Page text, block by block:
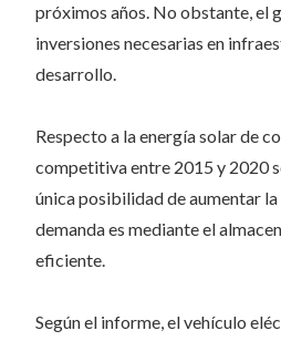
próximos años. No obstante, el
inversiones necesarias en
desarrollo.
Respecto a la energía solar de
competitiva entre 2015 y 2020
única posibilidad de aumentar
demanda es mediante el
eficiente.
Según el informe, el vehículo